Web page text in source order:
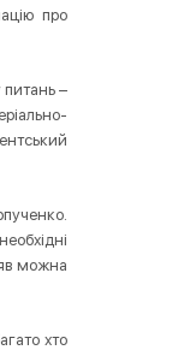
про
питань –
можна
хто